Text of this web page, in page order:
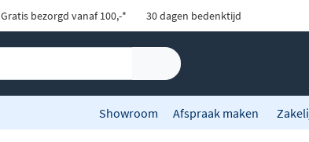
Gratis bezorgd vanaf 100,-* 30 dagen bedenktijd
Showroom Afspraak maken